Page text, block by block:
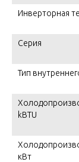
Инверторная
Серия
Тип
kBTU
кВт